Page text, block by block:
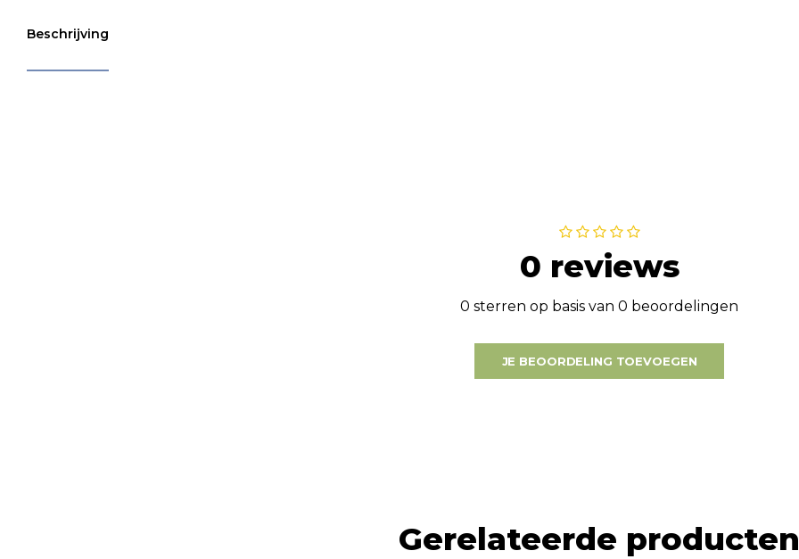
Beschrijving
0 reviews
0 sterren op basis van 0 beoordelingen
JE BEOORDELING TOEVOEGEN
Gerelateerde producten